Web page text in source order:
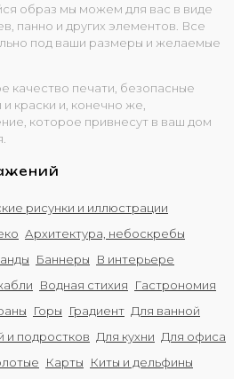
образ мы можем для вас в виде
панно и других элементов. Все
под ваши размеры и желаемые
качество печати, безопасные
краски и, конечно же,
которое привнесут в ваш дом
рисунки и иллюстрации
Архитектура, небоскребы
Баннеры
В интерьере
Водная стихия
Гастрономия
Горы Градиент Для ванной
и подростков Для кухни Для офиса
Карты
Киты и дельфины